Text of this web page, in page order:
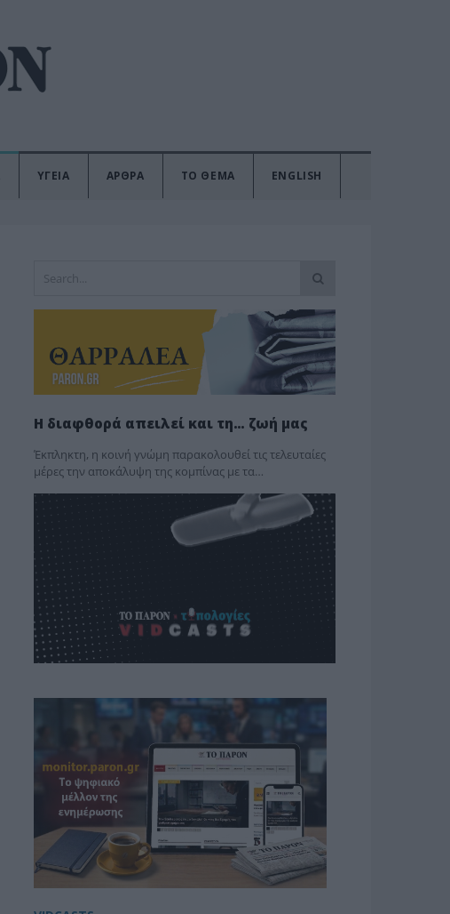
ΥΓΕΙΑ ΑΡΘΡΑ ΤΟ ΘΕΜΑ ENGLISH
Η διαφθορά απειλεί και τη… ζωή μας
Έκπληκτη, η κοινή γνώμη παρακολουθεί τις τελευταίες
μέρες την αποκάλυψη της κο­μπίνας με τα…